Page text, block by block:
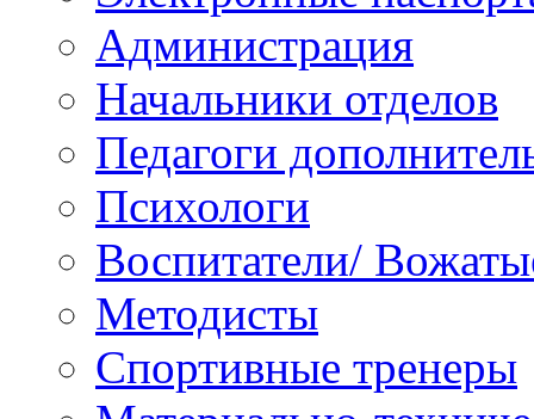
Администрация
Начальники отделов
Педагоги
Психологи
Воспитатели/
Методисты
Спортивные тренеры